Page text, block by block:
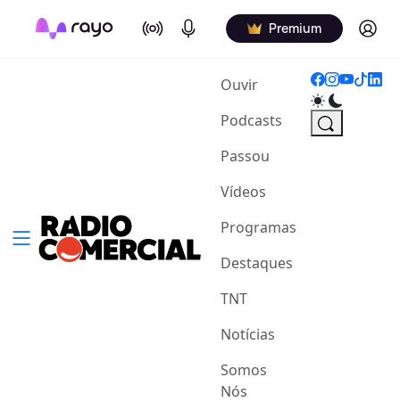
On Air Podcasts Premium Log in
Ouvir(current)
Podcasts
Passou
Vídeos
Programas
Destaques
TNT
Notícias
Somos
Nós